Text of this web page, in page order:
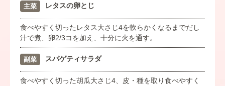
主菜 レタスの卵とじ
食べやすく切ったレタス大さじ4を軟らかくなるまでだし
汁で煮、卵2/3コを加え、十分に火を通す。
副菜 スパゲティサラダ
食べやすく切った胡瓜大さじ4、皮・種を取り食べやすく